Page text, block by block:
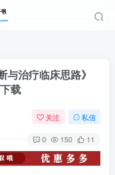
与治疗临床思路》
载
关注 私信
0 150 11